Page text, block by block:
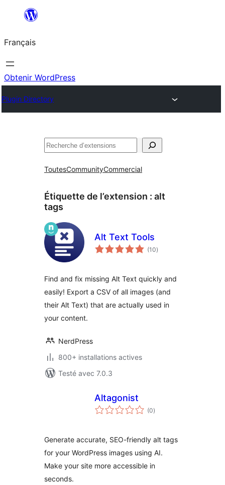
contenu
Français
Obtenir WordPress
Plugin Directory
Rechercher
ToutesCommunityCommercial
Étiquette de l’extension : alt
tags
Alt Text Tools
(10notes
en
)
Find and fix missing Alt Text quickly and
easily! Export a CSV of all images (and
their Alt Text) that are actually used in
your content.
NerdPress
800+ installations actives
Testé avec 7.0.3
Altagonist
(0notes
en
)
Generate accurate, SEO-friendly alt tags
for your WordPress images using AI.
Make your site more accessible in
seconds.